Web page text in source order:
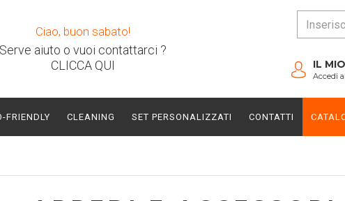
Ciao, buon sabato!
Serve aiuto o vuoi contattarci ?
CLICCA QUI
IL
Accedi
FRIENDLY CLEANING SET PERSONALIZZATI CONTATTI